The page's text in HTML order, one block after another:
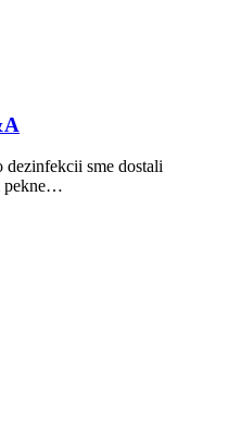
dezinfekcii sme dostali
pekne…